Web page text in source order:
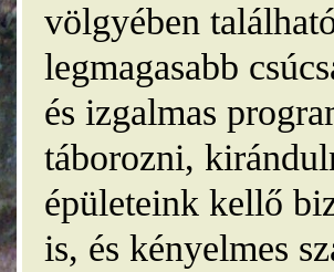
völgyében
legmagasabb
és izgalmas
táborozni,
épületeink kellő
is, és kényelmes